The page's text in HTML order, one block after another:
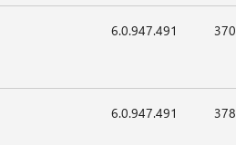
6.0.947.491
6.0.947.491